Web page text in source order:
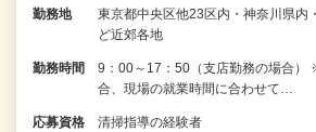
勤務地
東京都中央区他23区内・神奈川県内
ど近郊各地
勤務時間
9：00～17：50（支店勤務の場合）
合、現場の就業時間に合わせて…
応募資格 清掃指導の経験者